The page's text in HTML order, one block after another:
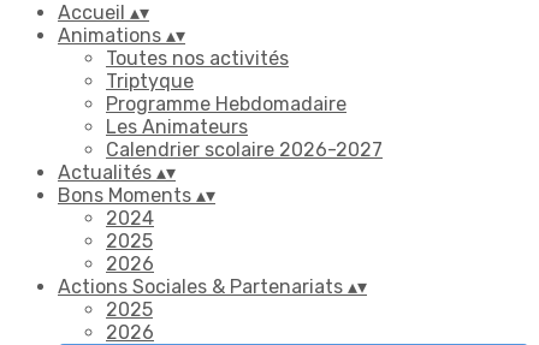
Accueil ▴▾
Animations ▴▾
Toutes nos activités
Triptyque
Programme Hebdomadaire
Les Animateurs
Calendrier scolaire 2026-2027
Actualités ▴▾
Bons Moments ▴▾
2024
2025
2026
Actions Sociales & Partenariats ▴▾
2025
2026